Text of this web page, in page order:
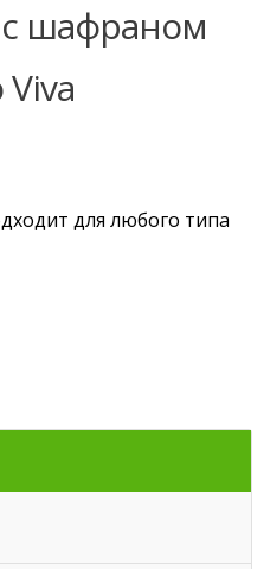
шафраном
для любого типа